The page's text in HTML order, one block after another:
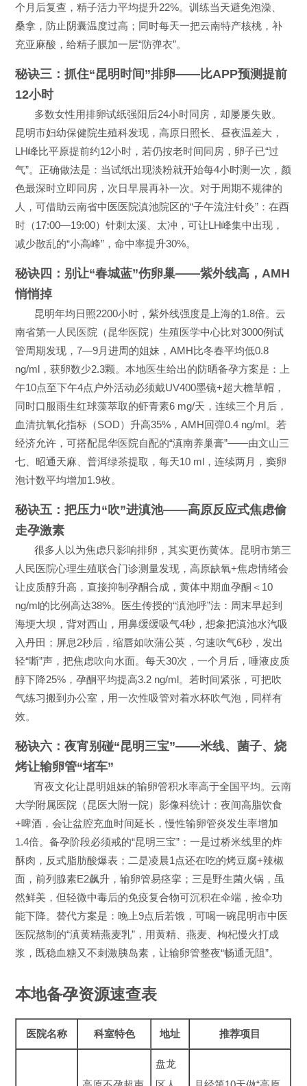
个月后复查，精子活力平均提升22%。训练当天避免泡澡、
桑拿，防止阴囊温度过高；同时每天一把云南特产核桃，补
充亚麻酸，给精子膜加一层“防弹衣”。
秘诀三：抓住“昆明时间”排卵——比APP预测提前
12小时
多数女性用排卵试纸强阳后24小时同房，却屡屡失败。
昆明市妇幼保健院生殖科发现，高原日照长、昼夜温差大，
LH峰比平原提前约12小时，若仍按老时间同房，卵子已“过
气”。正确做法是：当试纸出现淡粉就开始每4小时测一次，颜
色最深时立即同房，次日早晨再补一次。对于周期不规律的
人，可借助云南省中医医院滇池院区的“子午流注针灸”：在酉
时（17:00—19:00）针刺太溪、太冲，可让LH峰集中出现，
减少散乱的“小高峰”，命中率提升30%。
秘诀四：别让“春城蓝”伤卵巢——紫外线高，AMH
悄悄掉
昆明年均日照2200小时，紫外线强度是上海的1.8倍。云
南省第一人民医院（昆华医院）生殖医学中心比对3000例试
管周期发现，7—9月进周的姐妹，AMH比冬春平均低0.8
ng/ml，获卵数少2.3颗。本地医生给出的防晒备孕方案是：上
午10点至下午4点户外活动必须戴UV400墨镜+超大檐草帽，
同时口服雨生红球藻萃取的虾青素6 mg/天，连续三个月后，
血清抗氧化指标（SOD）升高35%，AMH回弹0.4 ng/ml。若
经济允许，可搭配昆华医院自配的“滇南养巢膏”——由文山三
七、昭通天麻、普洱绿茶提取，每天10 ml，连续两月，窦卵
泡计数平均增加1.9枚。
秘诀五：把压力“吹”进滇池——高原反应式焦虑偷
走孕激素
很多人以为焦虑只影响排卵，其实更伤黄体。昆明市第三
人民医院心理生殖联合门诊测量发现，高原缺氧+焦虑情绪会
让皮质醇升高，直接抑制孕酮合成，黄体中期血孕酮＜10
ng/ml的比例高达38%。医生传授的“滇池呼”法：周末早起到
海埂大坝，背对西山，用鼻缓缓吸气4秒，想象把滇池水汽吸
入丹田；屏息2秒后，缩唇如吹蒲公英，匀速吹气6秒，发出
轻“嘶”声，把焦虑吹向水面。每天30次，一个月后，唾液皮质
醇下降25%，孕酮平均提高3.2 ng/ml。若时间紧张，可把吹
气练习搬到办公室，用一次性吸管对着水杯吹气泡，同样有
效。
秘诀六：夜宵别碰“昆明三宝”——米线、菌子、烧
烤让输卵管“堵车”
宵夜文化让昆明姐妹的输卵管积水率高于全国平均。云南
大学附属医院（昆医大附一院）影像科统计：夜间高脂饮食
+啤酒，会让盆腔充血时间延长，慢性输卵管炎发生率增加
1.4倍。备孕阶段必须戒的“昆明三宝”：一是过桥米线里的炸
酥肉，反式脂肪酸爆表；二是凌晨1点还在吃的烤豆腐+辣椒
面，前列腺素E2飙升，输卵管易痉挛；三是野生菌火锅，虽
然鲜美，但轻微中毒后的免疫复合物可沉积在伞端，捡伞功
能下降。替代方案是：晚上9点后若饿，可喝一碗昆明市中医
医院熬制的“滇黄精燕麦乳”，用黄精、燕麦、枸杞慢火打成
浆，既稳血糖又不刺激胰岛素，让输卵管整夜“畅通无阻”。
本地备孕资源速查表
医院名称 科室特色 地址 推荐项目
盘龙